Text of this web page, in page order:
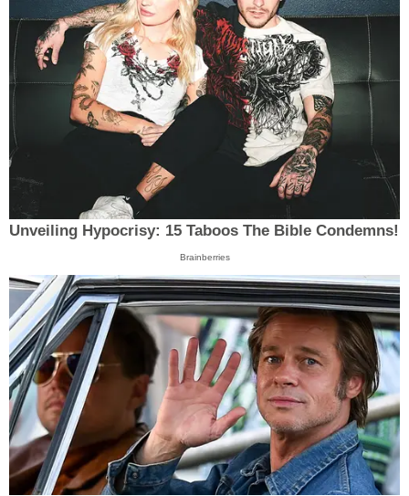
Unveiling Hypocrisy: 15 Taboos The Bible Condemns!
Brainberries